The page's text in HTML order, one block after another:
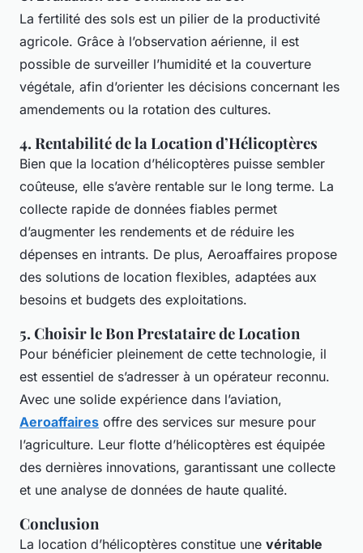
La fertilité des sols est un pilier de la productivité
agricole. Grâce à l’observation aérienne, il est
possible de surveiller l’humidité et la couverture
végétale, afin d’orienter les décisions concernant les
amendements ou la rotation des cultures.
4. Rentabilité de la Location d’Hélicoptères
Bien que la location d’hélicoptères puisse sembler
coûteuse, elle s’avère rentable sur le long terme. La
collecte rapide de données fiables permet
d’augmenter les rendements et de réduire les
dépenses en intrants. De plus, Aeroaffaires propose
des solutions de location flexibles, adaptées aux
besoins et budgets des exploitations.
5. Choisir le Bon Prestataire de Location
Pour bénéficier pleinement de cette technologie, il
est essentiel de s’adresser à un opérateur reconnu.
Avec une solide expérience dans l’aviation,
Aeroaffaires offre des services sur mesure pour
l’agriculture. Leur flotte d’hélicoptères est équipée
des dernières innovations, garantissant une collecte
et une analyse de données de haute qualité.
Conclusion
La location d’hélicoptères constitue une véritable